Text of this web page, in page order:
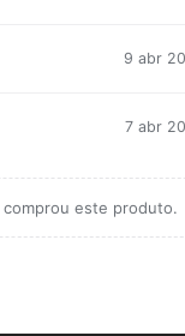
9 abr
7 abr
comprou este produto.